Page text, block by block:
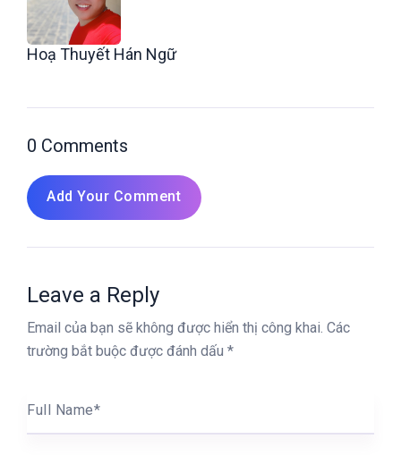
Hoạ Thuyết Hán Ngữ
0 Comments
Add Your Comment
Leave a Reply
Email của bạn sẽ không được hiển thị công khai. Các
trường bắt buộc được đánh dấu *
Full Name*